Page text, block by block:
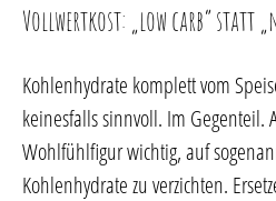
Vollwertkost: „low carb“ statt
Kohlenhydrate komplett vom
keinesfalls sinnvoll. Im Gegenteil.
Wohlfühlfigur wichtig, auf
Kohlenhydrate zu verzichten.